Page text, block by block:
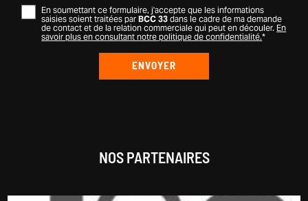
En soumettant ce formulaire, j'accepte que les informations
saisies soient traitées parBCC 33dans le cadre de ma demande
de contact et de la relation commerciale qui peut en découler. En
savoir plus en consultant notre politique de confidentialité.*
NOS PARTENAIRES